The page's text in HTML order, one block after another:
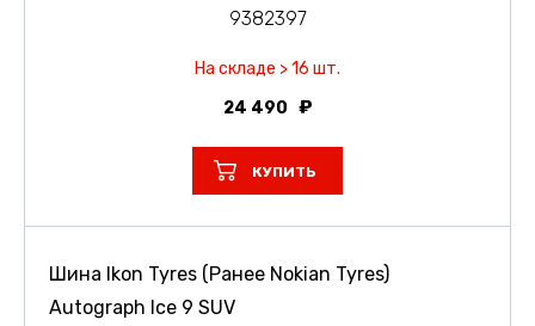
9382397
На складе > 16 шт.
24 490
КУПИТЬ
Шина Ikon Tyres (Ранее Nokian Tyres)
Autograph Ice 9 SUV